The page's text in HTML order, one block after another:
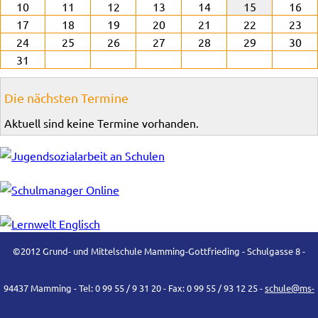
10
11 12 13 14 15
16
17
18 19 20 21 22
23
24
25 26 27 28 29
30
31
Die nächsten Termine
Aktuell sind keine Termine vorhanden.
©2012 Grund- und Mittelschule Mamming-Gottfrieding - Schulgasse 8 -
94437 Mamming - Tel: 0 99 55 / 9 31 20 - Fax: 0 99 55 / 93 12 25 -schule@ms-